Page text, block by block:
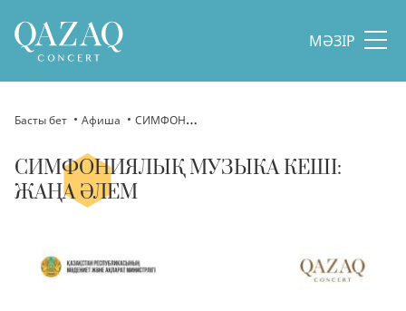
МӘЗІР
Басты бет Афиша СИМФОНИЯЛЫҚ МУЗЫКА КЕШІ: ЖАҢА ӘЛЕМ
СИМФОНИЯЛЫҚ МУЗЫКА КЕШІ:
ЖАҢА ӘЛЕМ